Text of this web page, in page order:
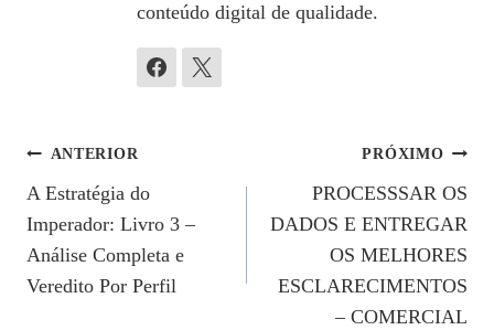
conteúdo digital de qualidade.
Navegação
De
Post
ANTERIOR
A Estratégia do
Imperador: Livro 3 –
Análise Completa e
Veredito Por Perfil
PRÓXIMO
PROCESSSAR OS
DADOS E ENTREGAR
OS MELHORES
ESCLARECIMENTOS
– COMERCIAL